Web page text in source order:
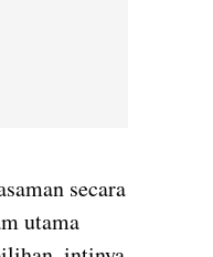
secara
utama